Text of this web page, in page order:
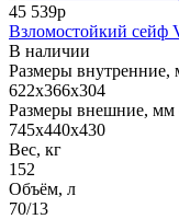
45 539р
Взломостойкий
В наличии
Размеры
622x366x304
Размеры внешние,
745x440x430
Вес, кг
152
Объём, л
70/13